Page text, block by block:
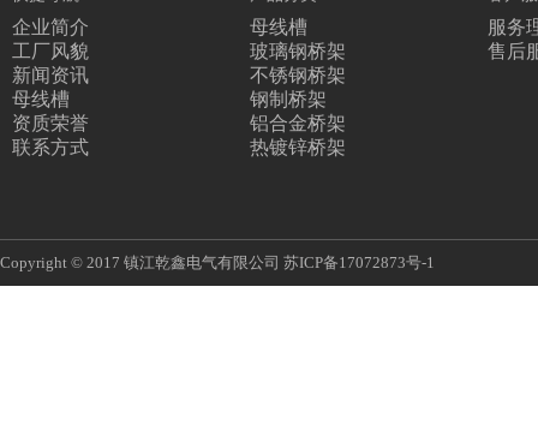
企业简介
工厂风貌
新闻资讯
母线槽
资质荣誉
联系方式
母线槽
玻璃钢桥架
不锈钢桥架
钢制桥架
铝合金桥架
热镀锌桥架
服务
售后
Copyright © 2017 镇江乾鑫电气有限公司 苏ICP备17072873号-1